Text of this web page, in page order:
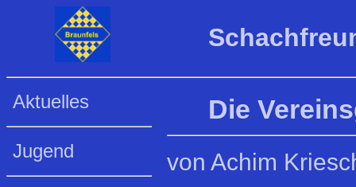
Aktuelles
Jugend
Die
von Achim